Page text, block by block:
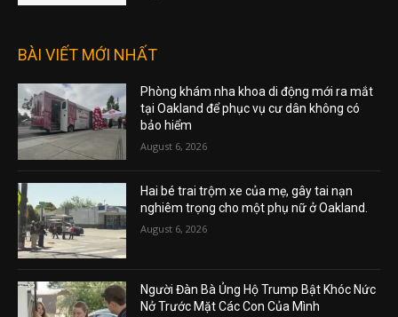
BÀI VIẾT MỚI NHẤT
Phòng khám nha khoa di động mới ra mắt
tại Oakland để phục vụ cư dân không có
bảo hiểm
August 6, 2026
Hai bé trai trộm xe của mẹ, gây tai nạn
nghiêm trọng cho một phụ nữ ở Oakland.
August 6, 2026
Người Đàn Bà Ủng Hộ Trump Bật Khóc Nức
Nở Trước Mặt Các Con Của Mình